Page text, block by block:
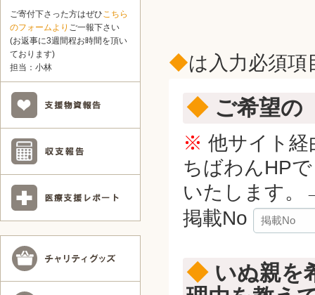
◆は入力必須項
◆ご希望の
※ 他サイト
ちばわんHP
いたします
掲載No
◆いぬ親を
ご寄付下さった方はぜひこちら
のフォームより ご一報下さい
(お返事に3週間程お時間を頂い
ております)
担当：小林